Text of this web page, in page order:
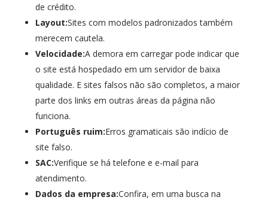
de crédito.
Layout:Sites com modelos padronizados também
merecem cautela.
Velocidade:A demora em carregar pode indicar que
o site está hospedado em um servidor de baixa
qualidade. E sites falsos não são completos, a maior
parte dos links em outras áreas da página não
funciona.
Português ruim:Erros gramaticais são indício de
site falso.
SAC:Verifique se há telefone e e-mail para
atendimento.
Dados da empresa:Confira, em uma busca na